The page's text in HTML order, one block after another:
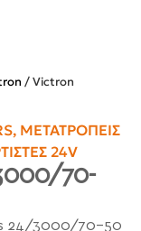
/ Victron
, ΜΕΤΑΤΡΟΠΕΊΣ
24V
70-
24/3000/70-50